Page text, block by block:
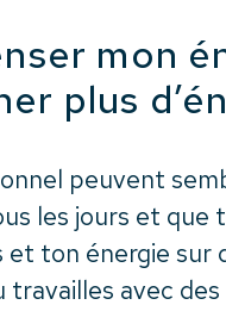
mon
plus
peuvent
les jours et que
ton énergie sur
avec